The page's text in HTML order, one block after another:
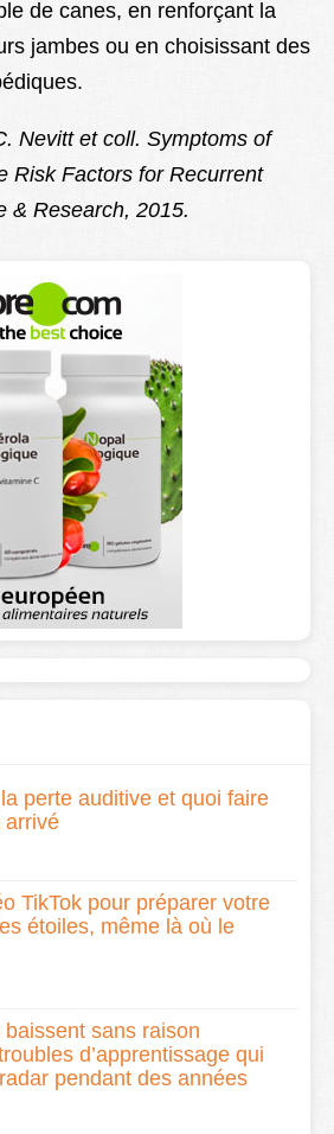
de canes, en renforçant la
jambes ou en choisissant des
Nevitt et coll. Symptoms of
Risk Factors for Recurrent
& Research, 2015.
perte auditive et quoi faire
arrivé
TikTok pour préparer votre
étoiles, même là où le
sans raison
d’apprentissage qui
pendant des années